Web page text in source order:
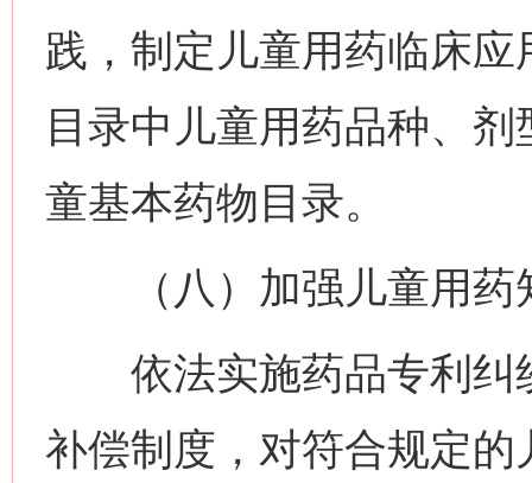
践，制定儿童用药临床
目录中儿童用药品种、
童基本药物目录。
（八）加强儿童用药
依法实施药品专利纠
补偿制度，对符合规定